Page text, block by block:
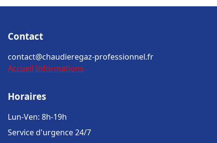
Contact
contact@chaudieregaz-professionnel.fr
Accueil Informations
Horaires
Lun-Ven: 8h-19h
Service d'urgence 24/7